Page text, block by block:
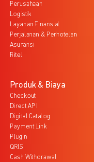
Perusahaan
Logistik
Layanan Finansial
Perjalanan & Perhotelan
Asuransi
Ritel
Produk & Biaya
Checkout
Direct API
Digital Catalog
Payment Link
Plugin
QRIS
Cash Withdrawal